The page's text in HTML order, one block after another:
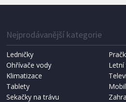
NÁHRADNÍ SÁČKY DO VYSAVAČE
Koma KRA-SB02S (Multi Bag,
Nejprodávanější kategorie
Ledničky
Ohřívače vody
Klimatizace
Tablety
Sekačky na trávu